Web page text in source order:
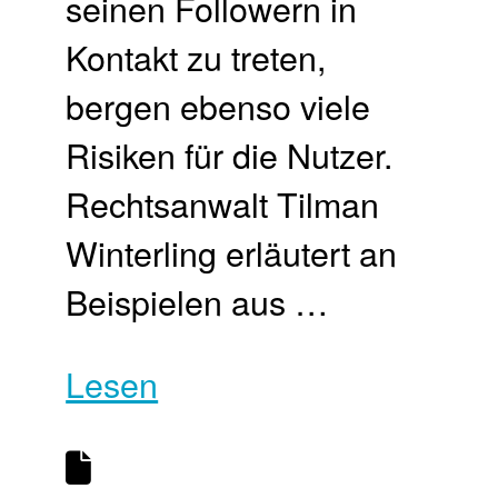
Kontakt zu treten,
bergen ebenso viele
Risiken für die Nutzer.
Rechtsanwalt Tilman
Winterling erläutert an
Beispielen aus …
Lesen